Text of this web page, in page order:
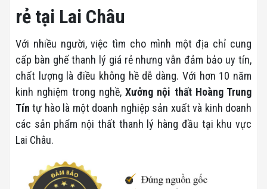
rẻ tại Lai Châu
Với nhiều người, việc tìm cho mình một địa chỉ cung
cấp bàn ghế thanh lý giá rẻ nhưng vẫn đảm bảo uy tín,
chất lượng là điều không hề dễ dàng. Với hơn 10 năm
kinh nghiệm trong nghề, Xưởng nội thất Hoàng Trung
Tín tự hào là một doanh nghiệp sản xuất và kinh doanh
các sản phẩm nội thất thanh lý hàng đầu tại khu vực
Lai Châu.